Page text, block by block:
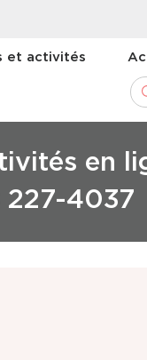
et activités
en
227-4037